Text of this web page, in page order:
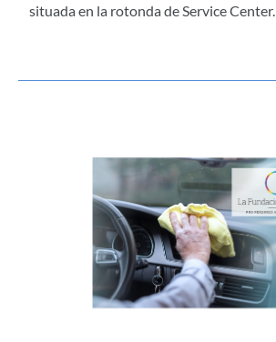
situada en la rotonda de Service Center.